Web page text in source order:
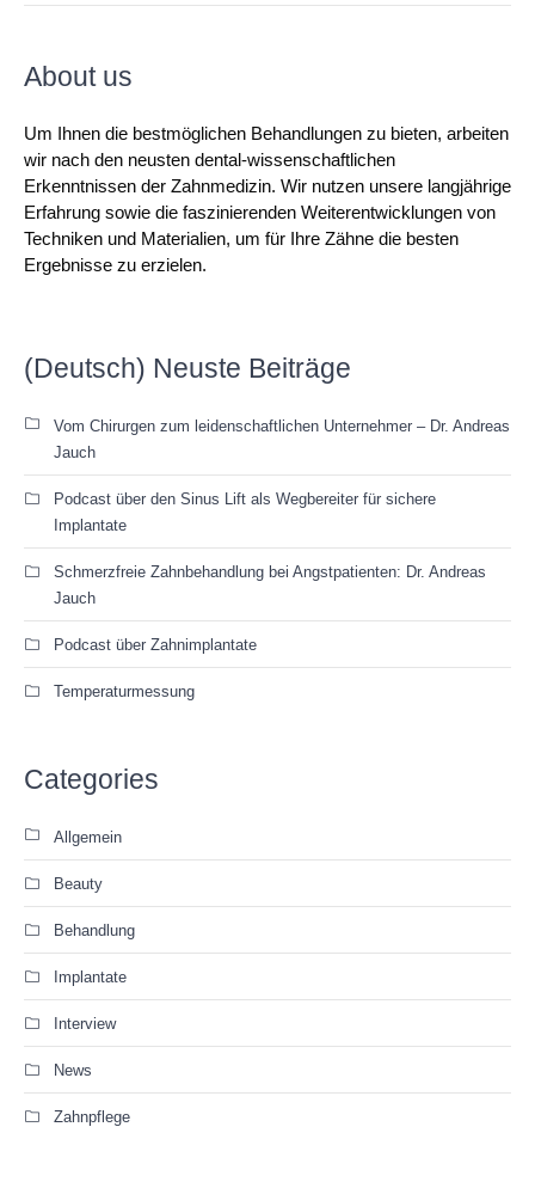
About us
Um Ihnen die bestmöglichen Behandlungen zu bieten, arbeiten
wir nach den neusten dental-wissenschaftlichen
Erkenntnissen der Zahnmedizin. Wir nutzen unsere langjährige
Erfahrung sowie die faszinierenden Weiterentwicklungen von
Techniken und Materialien, um für Ihre Zähne die besten
Ergebnisse zu erzielen.
(Deutsch) Neuste Beiträge
Vom Chirurgen zum leidenschaftlichen Unternehmer – Dr. Andreas
Jauch
Podcast über den Sinus Lift als Wegbereiter für sichere
Implantate
Schmerzfreie Zahnbehandlung bei Angstpatienten: Dr. Andreas
Jauch
Podcast über Zahnimplantate
Temperaturmessung
Categories
Allgemein
Beauty
Behandlung
Implantate
Interview
News
Zahnpflege